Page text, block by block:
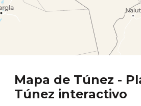
Mapa de Túnez -
Túnez interactivo